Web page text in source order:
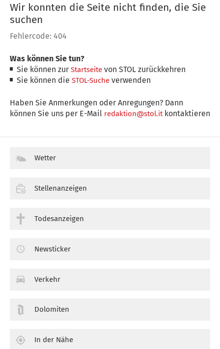
Wir konnten die Seite nicht finden, die Sie
suchen
Fehlercode: 404
Was können Sie tun?
Sie können zurStartseite von STOL zurückkehren
Sie können dieSTOL-Suche verwenden
Haben Sie Anmerkungen oder Anregungen? Dann
können Sie uns per E-Mail redaktion@stol.itkontaktieren
Wetter
Stellenanzeigen
Todesanzeigen
Newsticker
Verkehr
Dolomiten
In der Nähe